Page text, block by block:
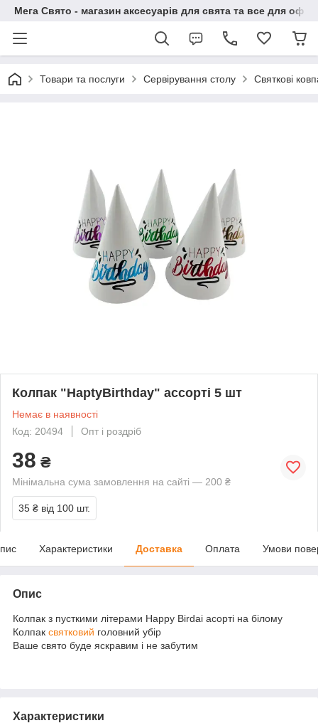
Мега Свято - магазин аксесуарів для свята та все для
Товари та послуги Сервірування столу Святкові
Колпак "HaptyBirthday" ассорті 5 шт
Немає в наявності
Код: 20494
Опт і роздріб
38 ₴
Мінімальна сума замовлення на сайті — 200 ₴
35 ₴ від 100 шт.
Характеристики Доставка Оплата Умови
Опис
Колпак з пусткими літерами Happy Birdai асорті на білому
Колпак святковий головний убір
Ваше свято буде яскравим і не забутим
Характеристики